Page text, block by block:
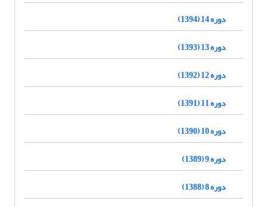
دوره 14 (1394)
دوره 13 (1393)
دوره 12 (1392)
دوره 11 (1391)
دوره 10 (1390)
دوره 9 (1389)
دوره 8 (1388)